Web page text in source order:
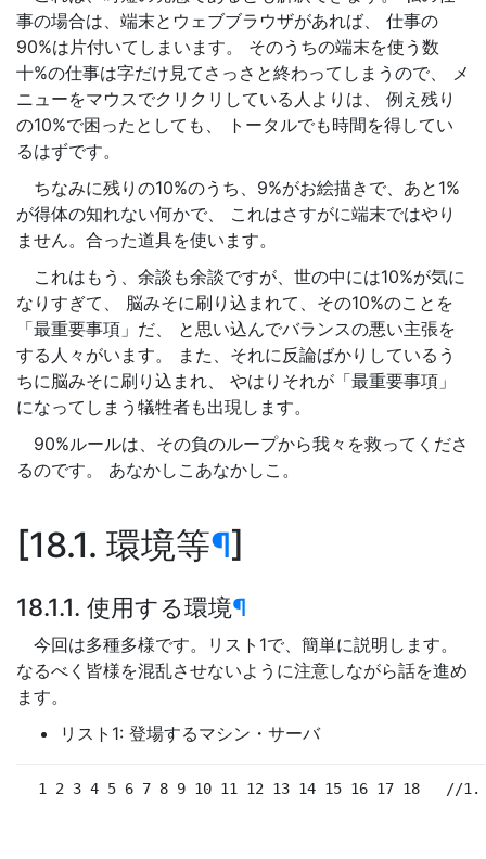
事の場合は、端末とウェブブラウザがあれば、 仕事の
90%は片付いてしまいます。 そのうちの端末を使う数
十%の仕事は字だけ見てさっさと終わってしまうので、 メ
ニューをマウスでクリクリしている人よりは、 例え残り
の10%で困ったとしても、 トータルでも時間を得してい
るはずです。
ちなみに残りの10%のうち、9%がお絵描きで、あと1%
が得体の知れない何かで、 これはさすがに端末ではやり
ません。合った道具を使います。
これはもう、余談も余談ですが、世の中には10%が気に
なりすぎて、 脳みそに刷り込まれて、その10%のことを
「最重要事項」だ、 と思い込んでバランスの悪い主張を
する人々がいます。 また、それに反論ばかりしているう
ちに脳みそに刷り込まれ、 やはりそれが「最重要事項」
になってしまう犠牲者も出現します。
90%ルールは、その負のループから我々を救ってくださ
るのです。 あなかしこあなかしこ。
18.1. 環境等¶
18.1.1. 使用する環境¶
今回は多種多様です。リスト1で、簡単に説明します。
なるべく皆様を混乱させないように注意しながら話を進め
ます。
リスト1: 登場するマシン・サーバ
1 2 3 4 5 6 7 8 9 10 11 12 13 14 15 16 17 18 //1.